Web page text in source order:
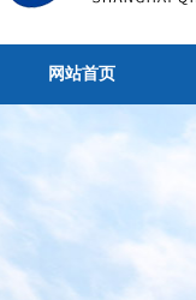
网站首页